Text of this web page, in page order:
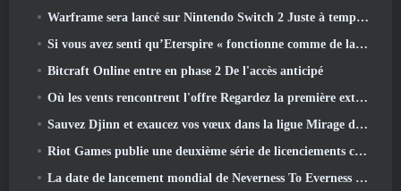
Warframe sera lancé sur Nintendo Switch 2 Juste à temps pour la prochaine mise à jour majeure, Le graphiste de l'ombre
Si vous avez senti qu’Eterspire « fonctionne comme de la merde », Le directeur créatif dit que ce n’est plus le cas
Bitcraft Online entre en phase 2 De l'accès anticipé
Où les vents rencontrent l'offre Regardez la première extension majeure de Hexi Live Stream
Sauvez Djinn et exaucez vos vœux dans la ligue Mirage de Path Of Exile
Riot Games publie une deuxième série de licenciements ce mois-ci
La date de lancement mondial de Neverness To Everness révélée